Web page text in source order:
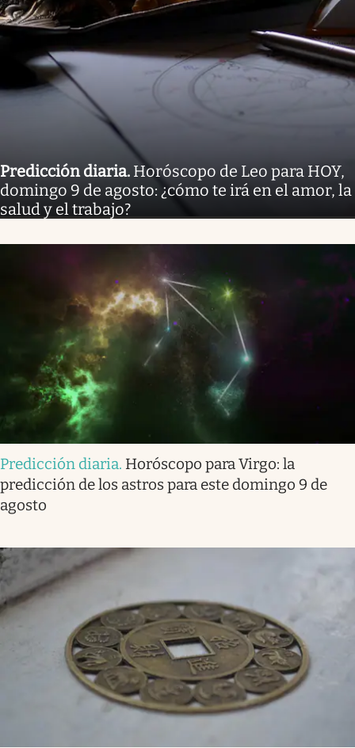
Predicción diaria. Horóscopo de Leo para HOY,
domingo 9 de agosto: ¿cómo te irá en el amor, la
salud y el trabajo?
Predicción diaria. Horóscopo para Virgo: la
predicción de los astros para este domingo 9 de
agosto